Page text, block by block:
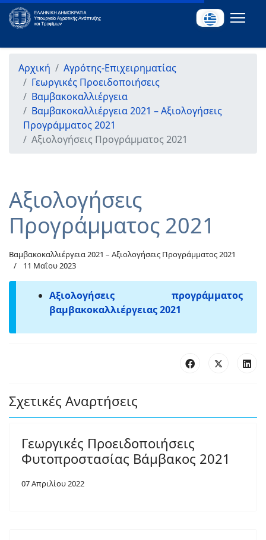
Αρχική
Αγρότης-Επιχειρηματίας
Γεωργικές Προειδοποιήσεις
Βαμβακοκαλλιέργεια
Βαμβακοκαλλιέργεια 2021 – Αξιολογήσεις
Προγράμματος 2021
Αξιολογήσεις Προγράμματος 2021
Αξιολογήσεις
Προγράμματος 2021
Βαμβακοκαλλιέργεια 2021 – Αξιολογήσεις Προγράμματος 2021
11 Μαΐου 2023
Αξιολογήσεις προγράμματος
βαμβακοκαλλιέργειας 2021
Σχετικές Αναρτήσεις
Γεωργικές Προειδοποιήσεις
Φυτοπροστασίας Βάμβακος 2021
07 Απριλίου 2022